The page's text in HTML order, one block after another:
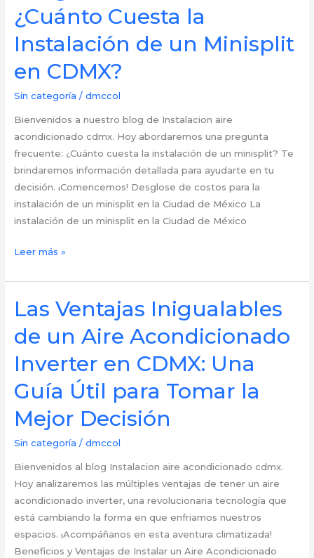
Consume
Aire
Acondicionado
1
Tonelada
en
la
CDMX?
¿Cuánto Cuesta la
Instalación de un Minisplit
en CDMX?
Sin categoría /dmccol
Bienvenidos a nuestro blog de Instalacion aire
acondicionado cdmx. Hoy abordaremos una pregunta
frecuente: ¿Cuánto cuesta la instalación de un minisplit? Te
brindaremos información detallada para ayudarte en tu
decisión. ¡Comencemos! Desglose de costos para la
instalación de un minisplit en la Ciudad de México La
instalación de un minisplit en la Ciudad de México
Desglosando
¿Cuánto
Cuesta
la
Instalación
un
Minisplit
CDMX?
Leer más »
Las Ventajas Inigualables
de un Aire Acondicionado
Inverter en CDMX: Una
Guía Útil para Tomar la
Mejor Decisión
Sin categoría /dmccol
Bienvenidos al blog Instalacion aire acondicionado cdmx.
Hoy analizaremos las múltiples ventajas de tener un aire
acondicionado inverter, una revolucionaria tecnología que
está cambiando la forma en que enfriamos nuestros
espacios. ¡Acompáñanos en esta aventura climatizada!
Beneficios y Ventajas de Instalar un Aire Acondicionado